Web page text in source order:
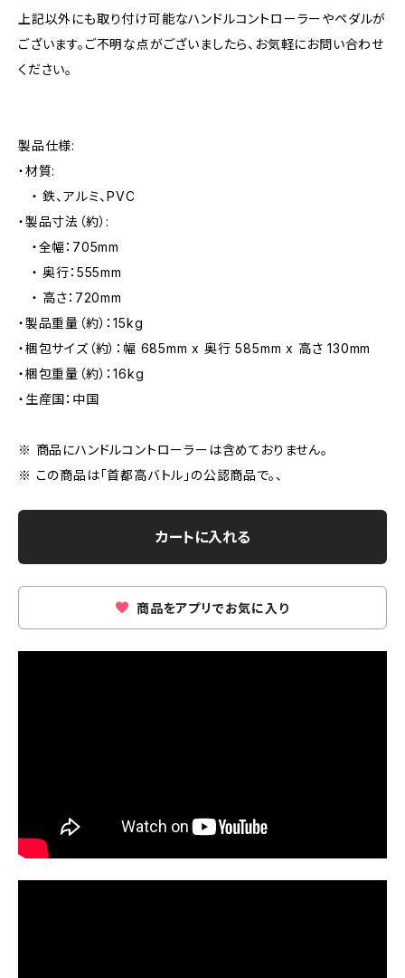
上記以外にも取り付け可能なハンドルコントローラーやペダルが
ございます。ご不明な点がございましたら、お気軽にお問い合わせ
ください。
製品仕様:
・材質:
・ 鉄、アルミ、PVC
・製品寸法（約）:
・全幅：705mm
・ 奥行：555mm
・ 高さ：720mm
・製品重量（約）：15kg
・梱包サイズ（約）：幅 685mm x 奥行 585mm x 高さ 130mm
・梱包重量（約）：16kg
・生産国：中国
※ 商品にハンドルコントローラーは含めておりません。
※ この商品は「首都高バトル」の公認商品で。、
カートに入れる
商品をアプリでお気に入り